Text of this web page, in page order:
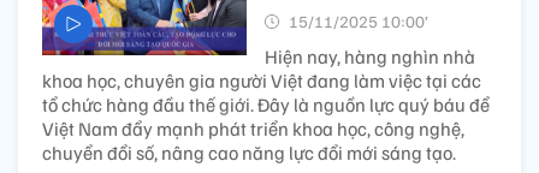
15/11/2025 10:00’
Hiện nay, hàng nghìn nhà
khoa học, chuyên gia người Việt đang làm việc tại các
tổ chức hàng đầu thế giới. Đây là nguồn lực quý báu để
Việt Nam đẩy mạnh phát triển khoa học, công nghệ,
chuyển đổi số, nâng cao năng lực đổi mới sáng tạo.